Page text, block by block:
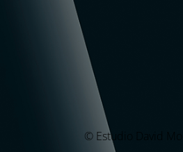
© Estudio David